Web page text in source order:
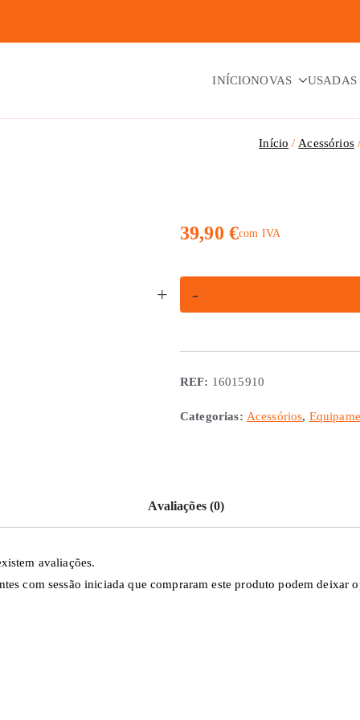
INÍCIONOVAS USADAS
Início Acessórios
39,90 €com IVA
-
de
de
Fitas
+
REF: 16015910
Categorias: Acessórios,
Avaliações (0)
avaliações.
com sessão iniciada que compraram este produto podem deixar